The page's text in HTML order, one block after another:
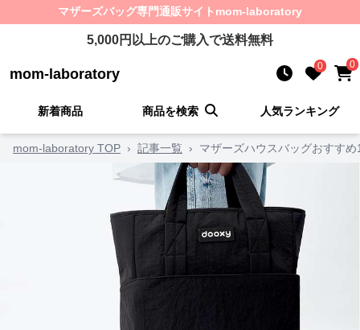
マザーズバッグ専門通販サイト mom-laboratory
5,000円以上のご購入で送料無料
mom-laboratory 0 0
新着商品 商品を検索 人気ランキング
mom-laboratory TOP › 記事一覧 › マザーズハウスバッグおすす